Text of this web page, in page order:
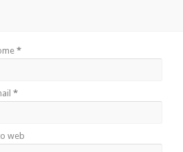
*
*
web